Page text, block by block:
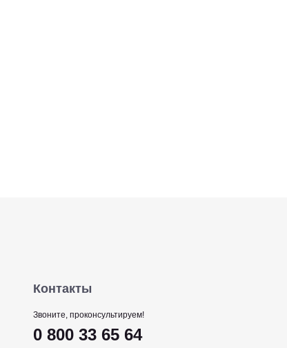
Контакты
Звоните, проконсультируем!
0 800 33 65 64